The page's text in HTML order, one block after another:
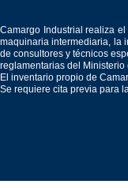
Camargo Industrial realiza
maquinaria intermediaria, la
de consultores y técnicos
reglamentarias del
El inventario propio de
Se requiere cita previa para